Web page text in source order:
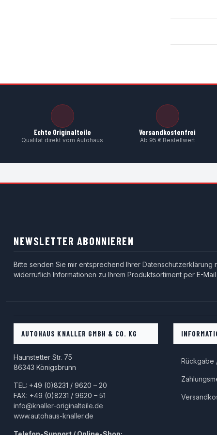
Echte Originalteile
Qualität direkt vom Autohaus
Versandkostenfrei
Ab 95 € Bestellwert
NEWSLETTER ABONNIEREN
Bitte senden Sie mir entsprechend Ihrer Datenschutzerklärung
widerruflich Informationen zu Ihrem Produktsortiment per E-Mail
AUTOHAUS KNALLER GMBH & CO. KG
Haunstetter Str. 75
86343 Königsbrunn
TEL: +49 (0)8231 / 9620 – 20
FAX: +49 (0)8231 / 9620 – 51
info@knaller-originalteile.de
www.autohaus-knaller.de
Rückgabe